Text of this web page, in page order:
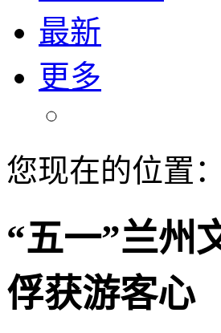
最新
更多
您现在的位置：
“五一”兰州
俘获游客心